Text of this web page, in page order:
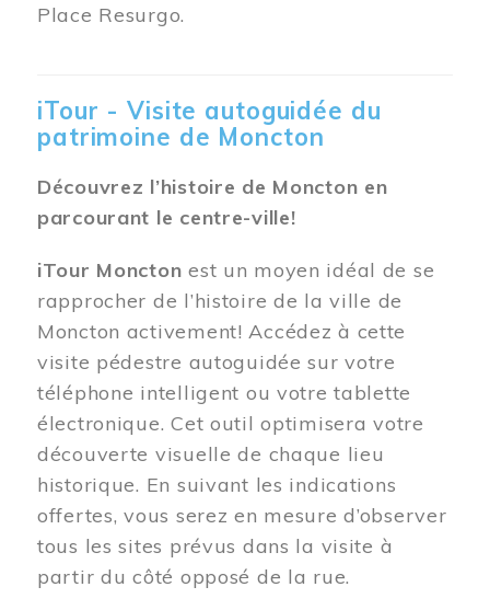
Place Resurgo.
iTour - Visite autoguidée du
patrimoine de Moncton
Découvrez l’histoire de Moncton en
parcourant le centre-ville!
iTour Moncton est un moyen idéal de se
rapprocher de l’histoire de la ville de
Moncton activement! Accédez à cette
visite pédestre autoguidée sur votre
téléphone intelligent ou votre tablette
électronique. Cet outil optimisera votre
découverte visuelle de chaque lieu
historique. En suivant les indications
offertes, vous serez en mesure d’observer
tous les sites prévus dans la visite à
partir du côté opposé de la rue.